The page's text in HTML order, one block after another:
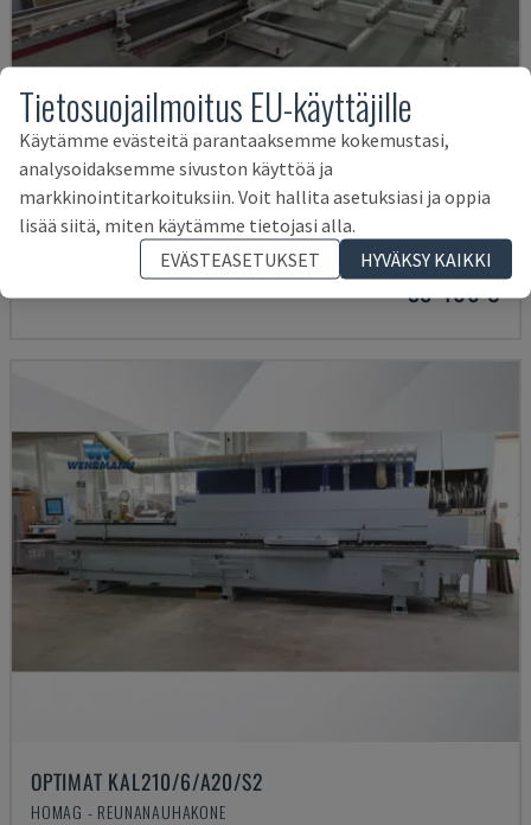
AVM/K/I/G80/822/S3R3L20
IMA - REUNANAUHAKONE
38 400 €
OPTIMAT KAL210/6/A20/S2
HOMAG - REUNANAUHAKONE
Tietosuojailmoitus EU-käyttäjille
Käytämme evästeitä parantaaksemme kokemustasi,
analysoidaksemme sivuston käyttöä ja
markkinointitarkoituksiin. Voit hallita asetuksiasi ja oppia
lisää siitä, miten käytämme tietojasi alla.
EVÄSTEASETUKSET
HYVÄKSY KAIKKI